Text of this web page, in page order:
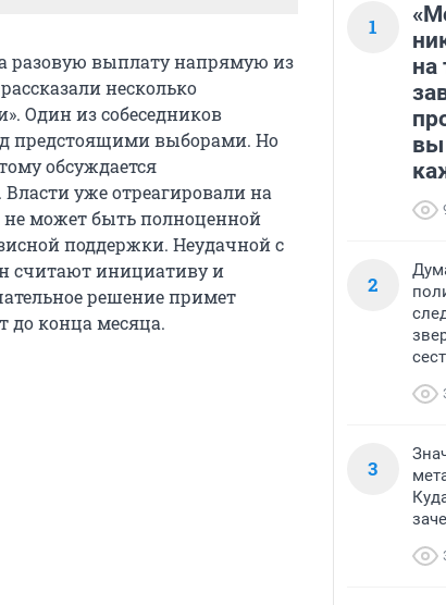
разовую выплату напрямую из
несколько
Один из собеседников
предстоящими выборами. Но
обсуждается
уже отреагировали на
может быть полноценной
поддержки. Неудачной с
считают инициативу и
решение примет
до конца месяца.
1
на
вы
2
3